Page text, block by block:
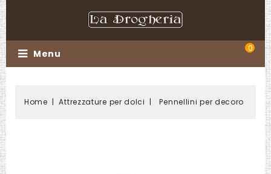
0
Menu
Home Attrezzature per dolci Pennellini per decoro